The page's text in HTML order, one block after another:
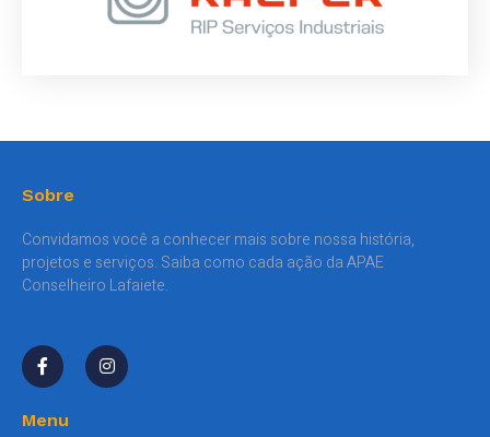
Sobre
Convidamos você a conhecer mais sobre nossa história,
projetos e serviços. Saiba como cada ação da APAE
Conselheiro Lafaiete.
Menu